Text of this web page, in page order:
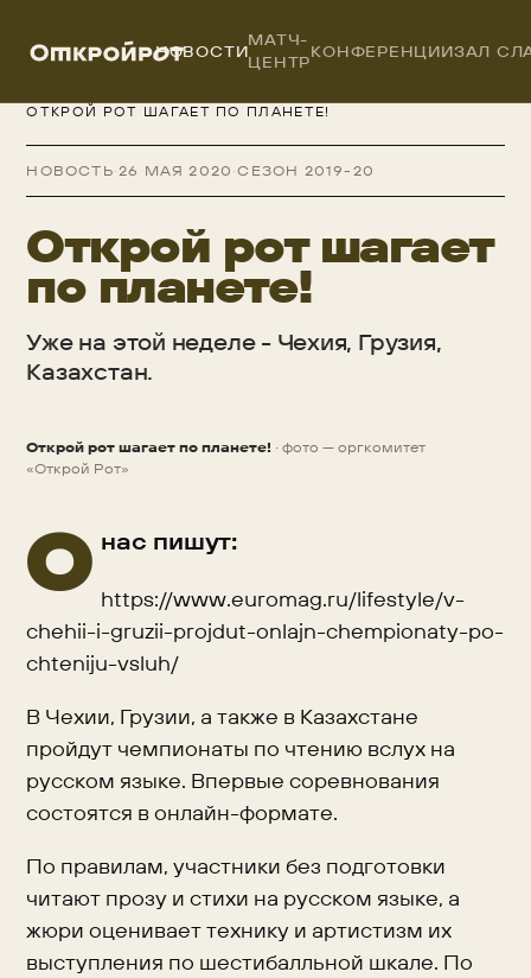
НОВОСТИ
МАТЧ-
ЦЕНТР
КОНФЕРЕНЦИИЗАЛ
ОТКРОЙ РОТ ШАГАЕТ ПО ПЛАНЕТЕ!
НОВОСТЬ·26 МАЯ 2020 ·СЕЗОН 2019-20
Открой рот шагает
по планете!
Уже на этой неделе - Чехия, Грузия,
Казахстан.
НОВОСТЬ
Открой рот шагает по планете! · фото — оргкомитет
«Открой Рот»
О нас пишут:
https://www.euromag.ru/lifestyle/v-
chehii-i-gruzii-projdut-onlajn-chempionaty-po-
chteniju-vsluh/
В Чехии, Грузии, а также в Казахстане
пройдут чемпионаты по чтению вслух на
русском языке. Впервые соревнования
состоятся в онлайн-формате.
По правилам, участники без подготовки
читают прозу и стихи на русском языке, а
жюри оценивает технику и артистизм их
выступления по шестибалльной шкале. По